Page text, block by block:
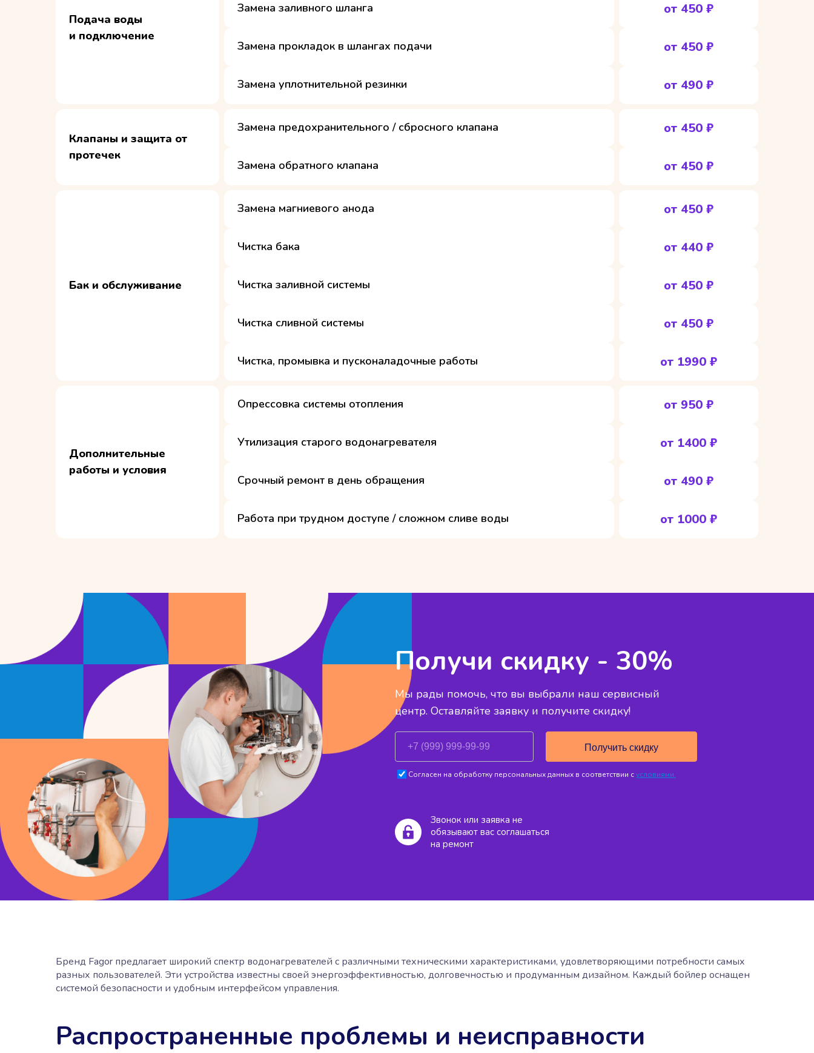
Подача воды
и подключение
Замена заливного шланга от 450 ₽
Замена прокладок в шлангах подачи от 450 ₽
Замена уплотнительной резинки от 490 ₽
Клапаны и защита от
протечек
Замена предохранительного / сбросного клапана от 450 ₽
Замена обратного клапана от 450 ₽
Бак и обслуживание
Замена магниевого анода от 450 ₽
Чистка бака от 440 ₽
Чистка заливной системы от 450 ₽
Чистка сливной системы от 450 ₽
Чистка, промывка и пусконаладочные работы от 1990 ₽
Дополнительные
работы и условия
Опрессовка системы отопления от 950 ₽
Утилизация старого водонагревателя от 1400 ₽
Срочный ремонт в день обращения от 490 ₽
Работа при трудном доступе / сложном сливе воды от 1000 ₽
Получи скидку - 30%
Мы рады помочь, что вы выбрали наш сервисный
центр. Оставляйте заявку и получите скидку!
Согласен на обработку персональных данных в соответствии сусловиями.
Звонок или заявка не
обязывают вас соглашаться
на ремонт
Бренд Fagor предлагает широкий спектр водонагревателей с различными техническими характеристиками, удовлетворяющими потребности самых
разных пользователей. Эти устройства известны своей энергоэффективностью, долговечностью и продуманным дизайном. Каждый бойлер оснащен
системой безопасности и удобным интерфейсом управления.
Распространенные проблемы и неисправности